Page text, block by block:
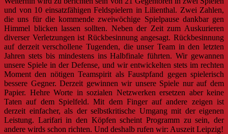
und von 10 einsatzfähigen Feldspielern in Lilienthal. Zwei Zahlen,
die uns für die kommende zweiwöchige Spielpause dankbar gen
Himmel blicken lassen sollten. Neben der Zeit zum Auskurieren
diverser Verletzungen ist Rückbesinnung angesagt. Rückbesinnung
auf derzeit verschollene Tugenden, die unser Team in den letzten
Jahren stets bis mindestens ins Halbfinale führten. Wir gewannen
unsere Spiele in der Defense, und wir entwickelten stets im rechten
Moment den nötigen Teamspirit als Faustpfand gegen spielerisch
bessere Gegner. Derzeit gewinnen wir unsere Spiele nur auf dem
Papier. Hehre Worte in sozialen Netzwerken ersetzen aber keine
Taten auf dem Spielfeld. Mit dem Finger auf andere zeigen ist
derzeit einfacher, als der selbstkritische Umgang mit der eigenen
Leistung. Larifari in den Köpfen scheint Programm zu sein, der
andere wirds schon richten. Und deshalb rufen wir: Auszeit Leipzig!